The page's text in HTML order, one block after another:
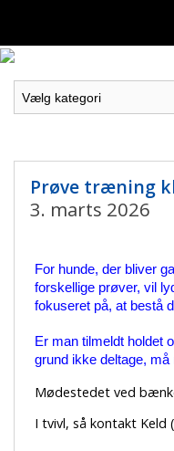
Prøve træning
3. marts 2026
For hunde, der bliver
forskellige prøver, vil
fokuseret på, at bestå
Er man tilmeldt holdet
grund ikke deltage, må
Mødestedet ved
I tvivl, så kontakt